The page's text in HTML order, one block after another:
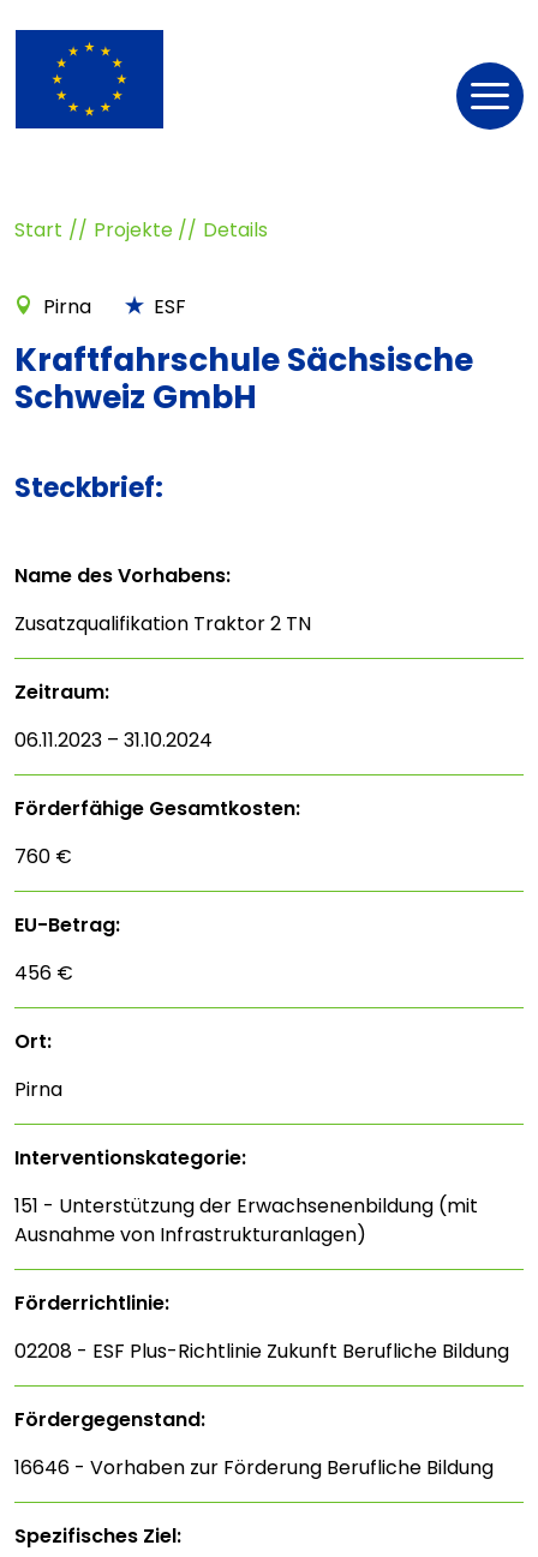
Start Projekte Details
Pirna ESF
Kraftfahrschule Sächsische
Schweiz GmbH
Steckbrief:
Name des Vorhabens:
Zusatzqualifikation Traktor 2 TN
Zeitraum:
06.11.2023 – 31.10.2024
Förderfähige Gesamtkosten:
760 €
EU-Betrag:
456 €
Ort:
Pirna
Interventions­kategorie:
151 - Unterstützung der Erwachsenenbildung (mit
Ausnahme von Infrastrukturanlagen)
Förderrichtlinie:
02208 - ESF Plus-Richtlinie Zukunft Berufliche Bildung
Fördergegenstand:
16646 - Vorhaben zur Förderung Berufliche Bildung
Spezifisches Ziel: